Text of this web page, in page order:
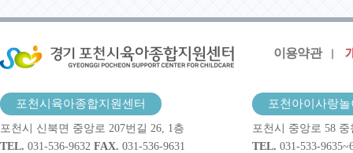
이용약관
포천시육아종합지원센터
포천시 신북면 중앙로 207번길 26, 1층
TEL. 031-536-9632 FAX. 031-536-9631
포천아이사랑
포천시 중앙로 58
TEL. 031-533-